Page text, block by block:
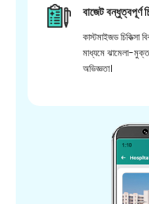
বাজেট বন্ধুত্বপূর্ণ
কাস্টমাইজড চিকিত্সা
মাধ্যমে ঝামেলা-
অভিজ্ঞতা।